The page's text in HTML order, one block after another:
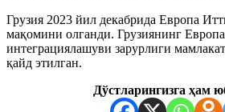
Грузия 2023 йил декабрида Европа
мақомини олганди. Грузиянинг
интеграциялашуви зарурлиги
қайд этилган.
Дўстларингизга ҳам